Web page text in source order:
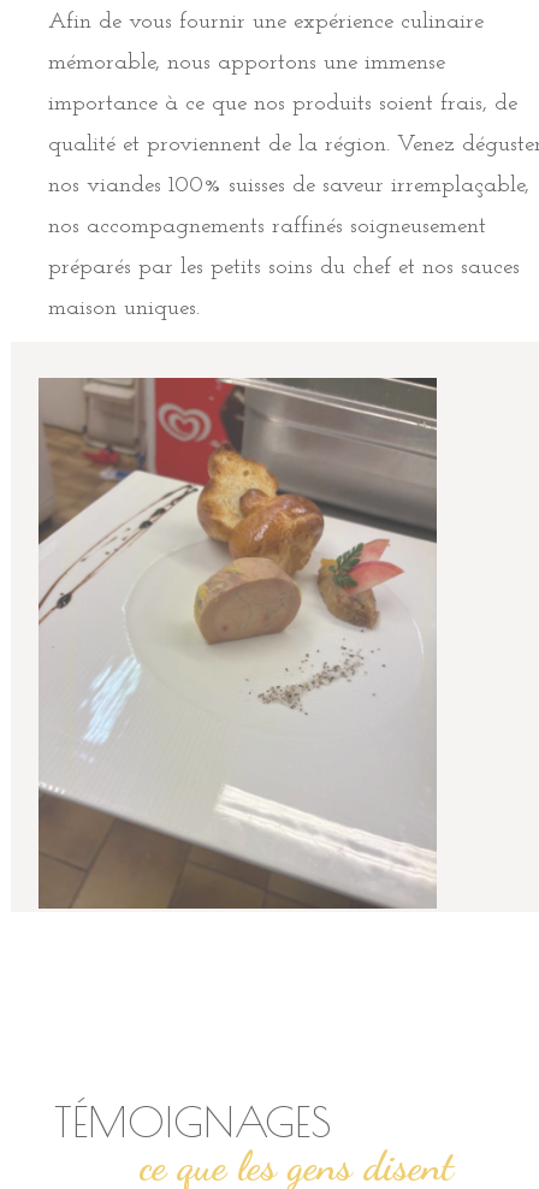
Afin de vous fournir une expérience culinaire
mémorable, nous apportons une immense
importance à ce que nos produits soient frais, de
qualité et proviennent de la région. Venez
nos viandes 100% suisses de saveur irremplaçable,
nos accompagnements raffinés soigneusement
préparés par les petits soins du chef et nos sauces
maison uniques.
TÉMOIGNAGES
ce que les gens disent